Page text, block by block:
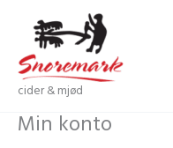
indholdet
cider & mjød
Min konto